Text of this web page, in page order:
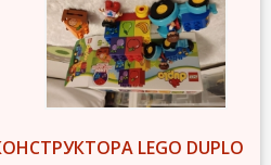
LEGO DUPLO